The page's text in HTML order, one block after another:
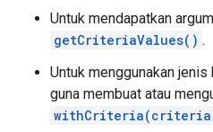
Untuk mendapatkan
getCriteriaValues() .
Untuk menggunakan
guna membuat atau